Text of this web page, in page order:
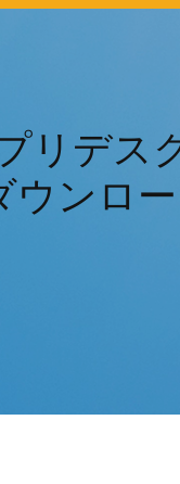
リデス
ウンロ